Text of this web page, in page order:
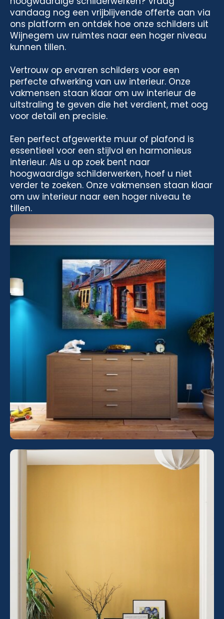
vandaag nog een vrijblijvende offerte aan via
ons platform en ontdek hoe onze schilders uit
Wijnegem uw ruimtes naar een hoger niveau
kunnen tillen.
Vertrouw op ervaren schilders voor een
perfecte afwerking van uw interieur. Onze
vakmensen staan klaar om uw interieur de
uitstraling te geven die het verdient, met oog
voor detail en precisie.
Een perfect afgewerkte muur of plafond is
essentieel voor een stijlvol en harmonieus
interieur. Als u op zoek bent naar
hoogwaardige schilderwerken, hoef u niet
verder te zoeken. Onze vakmensen staan klaar
om uw interieur naar een hoger niveau te
tillen.